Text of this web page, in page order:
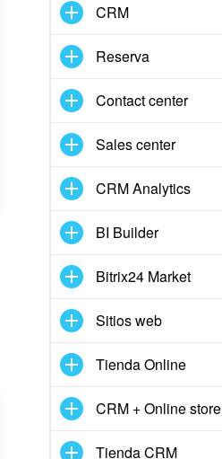
CRM
Reserva
Contact center
Sales center
CRM Analytics
BI Builder
Bitrix24 Market
Sitios web
Tienda Online
CRM + Online store
Tienda CRM